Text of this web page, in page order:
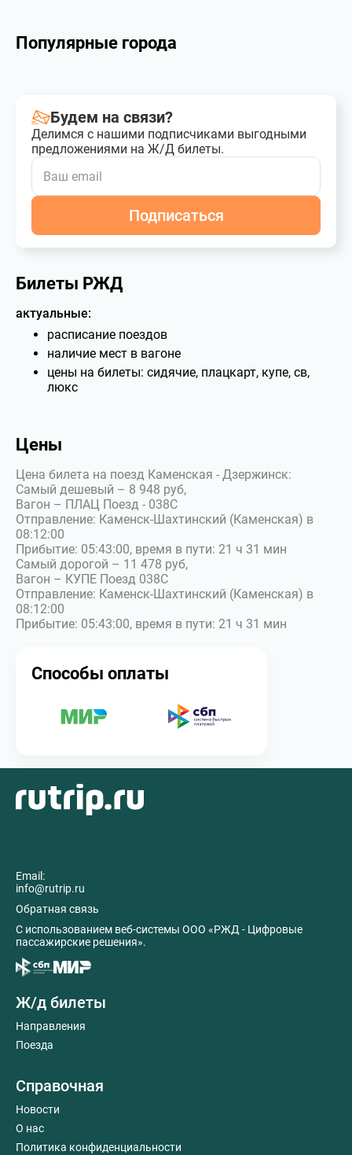
Популярные города
Будем на связи?
Делимся с нашими подписчиками выгодными
предложениями на Ж/Д билеты.
Подписаться
Билеты РЖД
актуальные:
расписание поездов
наличие мест в вагоне
цены на билеты: сидячие, плацкарт, купе, св,
люкс
Цены
Цена билета на поезд Каменская - Дзержинск:
Самый дешевый – 8 948 руб,
Вагон – ПЛАЦ Поезд - 038С
Отправление: Каменск-Шахтинский (Каменская) в
08:12:00
Прибытие: 05:43:00, время в пути: 21 ч 31 мин
Самый дорогой – 11 478 руб,
Вагон – КУПЕ Поезд 038С
Отправление: Каменск-Шахтинский (Каменская) в
08:12:00
Прибытие: 05:43:00, время в пути: 21 ч 31 мин
Способы оплаты
Email:
info@rutrip.ru
Обратная связь
C использованием веб-системы ООО «РЖД - Цифровые
пассажирские решения».
Ж/д билеты
Направления
Поезда
Справочная
Новости
О нас
Политика конфиденциальности